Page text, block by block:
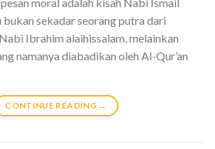
bukan sekadar seorang putra dari
Ibrahim alaihissalam, melainkan
namanya diabadikan oleh Al-Qur’an
CONTINUE READING →